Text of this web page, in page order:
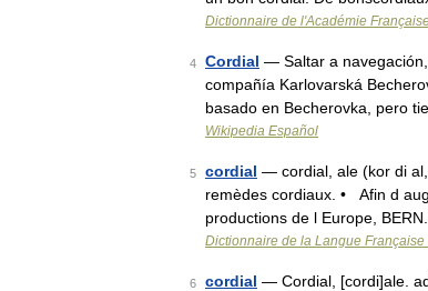
Dictionnaire de l'Académie
4 Cordial — Saltar a
compañía Karlovarská
basado en Becherovka, pero
Wikipedia Español
5 cordial — cordial, ale (kor di
remèdes cordiaux. • Afin d
productions de l Europe,
Dictionnaire de la Langue Française
6 cordial — Cordial, [cordi]ale.